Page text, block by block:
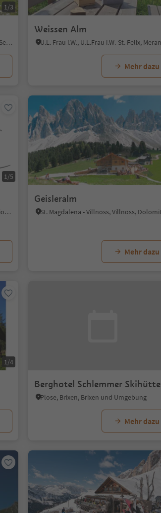
1/3
Seiseralm, Kastelruth, Dolomitenregion Seiser Alm
Weissen Alm
Mehr dazu
1/5
St. Ulrich/Urtijëi, St.Ulrich, Dolomitenregion Gröden
Geisleralm
Mehr dazu
1/4
Berghotel Schlemmer Skihütte
Plose, Brixen, Brixen und Umgebung
Mehr dazu